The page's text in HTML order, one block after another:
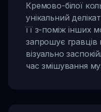
Кремово-білої
унікальний
її з-поміж інших
запрошує
візуально
час змішування